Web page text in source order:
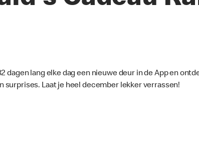
dagen lang elke dag een nieuwe deur in de App en
surprises. Laat je heel december lekker verrassen!